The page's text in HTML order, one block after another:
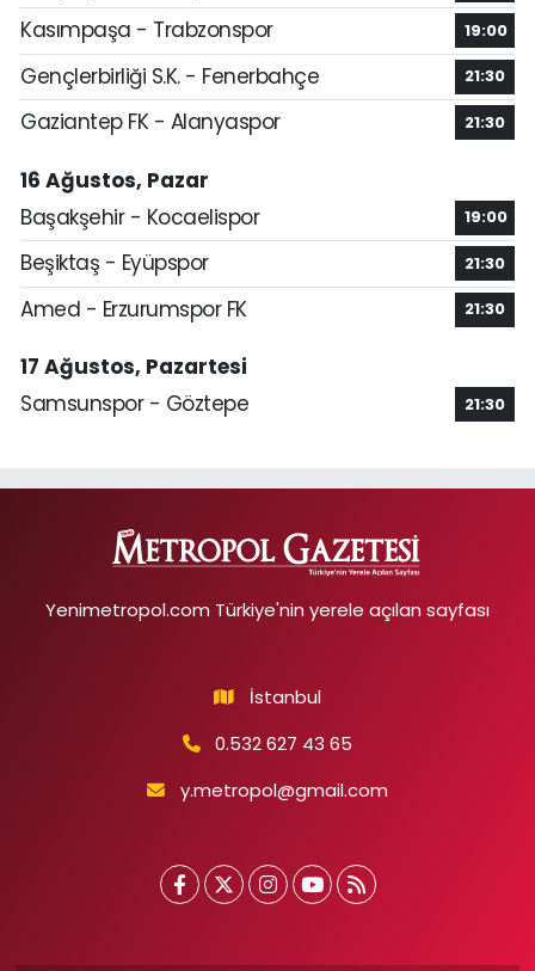
Kasımpaşa - Trabzonspor 19:00
Gençlerbirliği S.K. - Fenerbahçe 21:30
Gaziantep FK - Alanyaspor 21:30
16 Ağustos, Pazar
Başakşehir - Kocaelispor
19:00
Beşiktaş - Eyüpspor 21:30
Amed - Erzurumspor FK 21:30
17 Ağustos, Pazartesi
Samsunspor - Göztepe
21:30
Yenimetropol.com Türkiye'nin yerele açılan sayfası
İstanbul
0.532 627 43 65
y.metropol@gmail.com